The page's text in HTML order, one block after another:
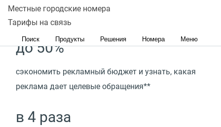
Местные городские номера
Тарифы на связь
Поиск Продукты Решения Номера Меню
понять, как увеличить ROMI*
до 50%
сэкономить рекламный бюджет и узнать, какая
реклама дает целевые обращения**
в 4 раза